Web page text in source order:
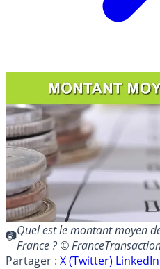
Quel est le montant moyen
France ? ©
Partager : X (Twitter) LinkedIn